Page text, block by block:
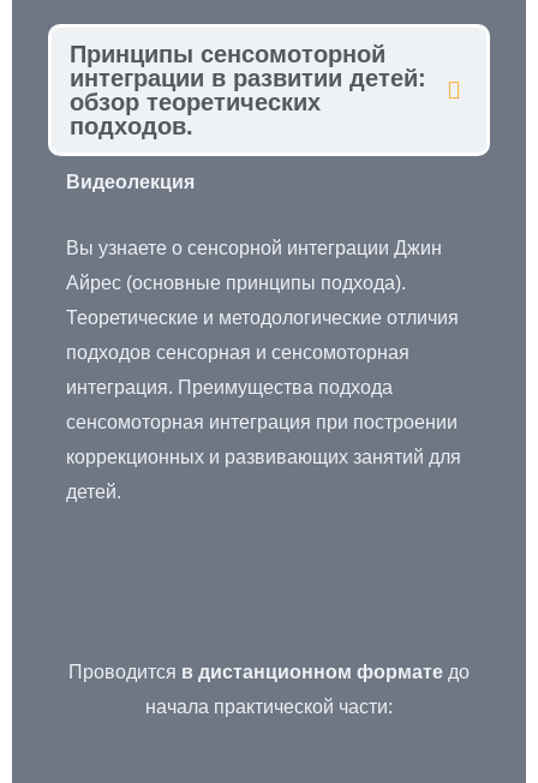
Принципы сенсомоторной
интеграции в развитии детей:
обзор теоретических
подходов.
Видеолекция
Вы узнаете о сенсорной интеграции Джин
Айрес (основные принципы подхода).
Теоретические и методологические отличия
подходов сенсорная и сенсомоторная
интеграция. Преимущества подхода
сенсомоторная интеграция при построении
коррекционных и развивающих занятий для
детей.
Проводится в дистанционном формате до
начала практической части: